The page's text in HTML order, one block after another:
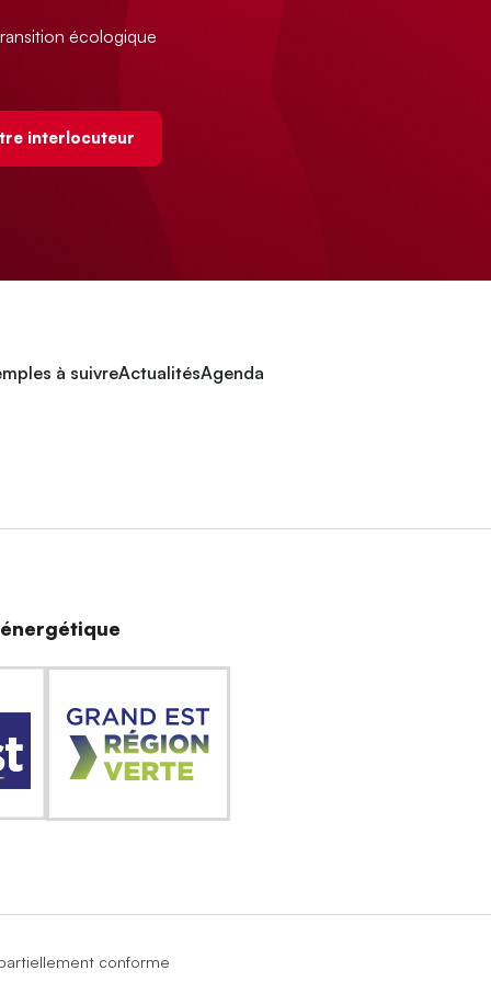
écologique
interlocuteur
à suivreActualitésAgenda
conforme